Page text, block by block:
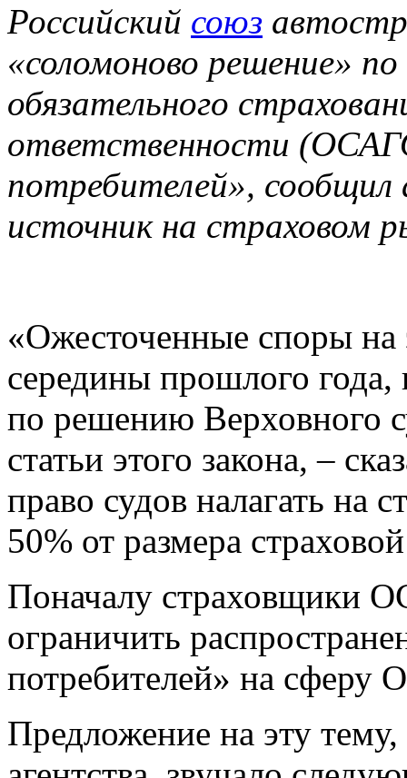
Российский союз
«соломоново решение»
обязательного
ответственности
потребителей»,
источник на страховом
«Ожесточенные споры на
середины прошлого
по решению Верховного
статьи этого закона, –
право судов налагать на
50% от размера
Поначалу страховщики
ограничить
потребителей» на сферу
Предложение на эту